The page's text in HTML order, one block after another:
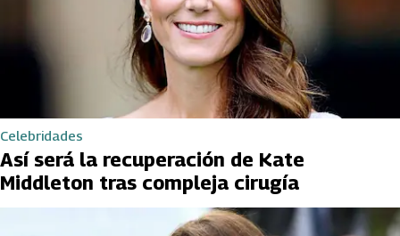
Celebridades
Así será la recuperación de Kate
Middleton tras compleja cirugía